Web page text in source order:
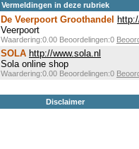
Vermeldingen in deze rubriek
De Veerpoort Groothandel
Veerpoort
Waardering:0.00 Beoordelingen:0
SOLA http://www.sola.nl
Sola online shop
Waardering:0.00 Beoordelingen:0
Disclaimer